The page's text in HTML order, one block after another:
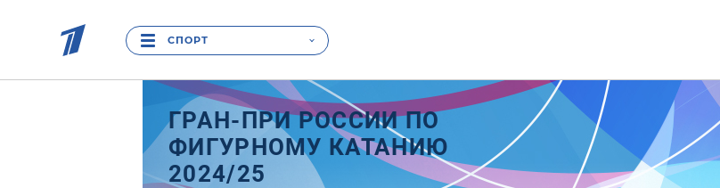
СПОРТ
ГРАН-ПРИ РОССИИ ПО
ФИГУРНОМУ КАТАНИЮ
2024/25